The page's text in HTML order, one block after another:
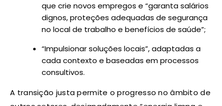
que crie novos empregos e “garanta salários
dignos, proteções adequadas de segurança
no local de trabalho e benefícios de saúde”;
“Impulsionar soluções locais”, adaptadas a
cada contexto e baseadas em processos
consultivos.
A transição justa permite o progresso no âmbito de